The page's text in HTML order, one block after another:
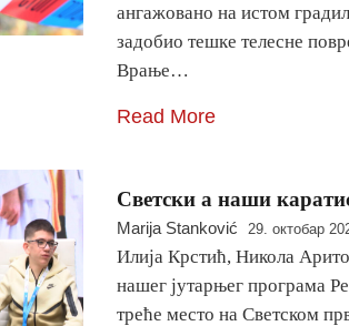
ангажовано на истом
задобио тешке телесне
Врање…
Read More
Светски а наши
Marija Stanković 29. октобар
Илија Крстић, Никола
нашег јутарњег програма
треће место на Светском